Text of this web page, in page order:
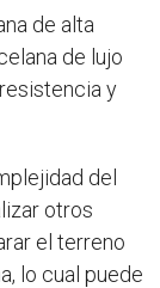
de alta
de lujo
y
del
otros
el terreno
lo cual puede